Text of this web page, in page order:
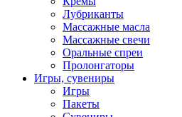
Лубриканты
Массажные масла
Массажные свечи
Оральные спреи
Пролонгаторы
Игры, сувениры
Игры
Пакеты